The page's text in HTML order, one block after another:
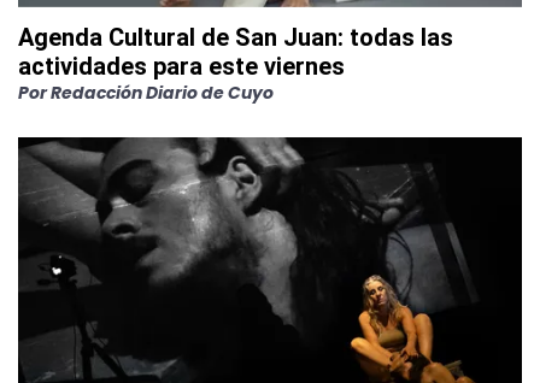
Agenda Cultural de San Juan: todas las
actividades para este viernes
PorRedacción Diario de Cuyo